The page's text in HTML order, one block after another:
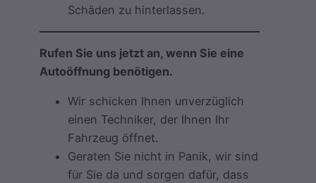
Schäden zu hinterlassen.
Rufen Sie uns jetzt an, wenn Sie eine
Autoöffnung benötigen.
Wir schicken Ihnen unverzüglich
einen Techniker, der Ihnen Ihr
Fahrzeug öffnet.
Geraten Sie nicht in Panik, wir sind
für Sie da und sorgen dafür, dass